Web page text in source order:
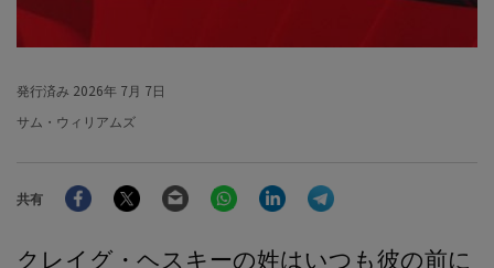
発行済み 2026年 7月 7日
サム・ウィリアムズ
共有
FacebookTwitter Email WhatsAppLinkedIn
クレイグ・ヘスキーの姓はいつも彼の前に